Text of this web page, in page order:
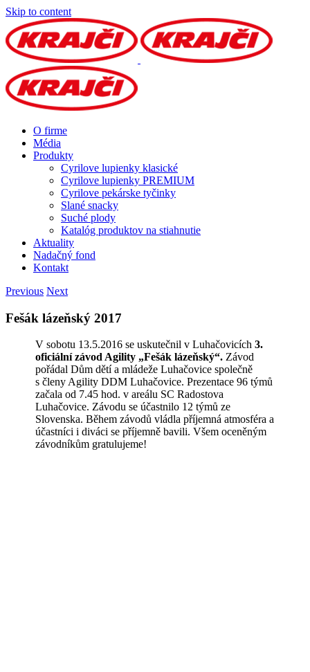
Skip to content
O firme
Média
Produkty
Cyrilove lupienky klasické
Cyrilove lupienky PREMIUM
Cyrilove pekárske tyčinky
Slané snacky
Suché plody
Katalóg produktov na stiahnutie
Aktuality
Nadačný fond
Kontakt
Previous Next
Fešák lázeňský 2017
V sobotu 13.5.2016 se uskutečnil v Luhačovicích3.
oficiální závod Agility „Fešák lázeňský“.Závod
pořádal Dům dětí a mládeže Luhačovice společně
s členy Agility DDM Luhačovice. Prezentace 96 týmů
začala od 7.45 hod. v areálu SC Radostova
Luhačovice. Závodu se účastnilo 12 týmů ze
Slovenska. Během závodů vládla příjemná atmosféra a
účastníci i diváci se příjemně bavili. Všem oceněným
závodníkům gratulujeme!